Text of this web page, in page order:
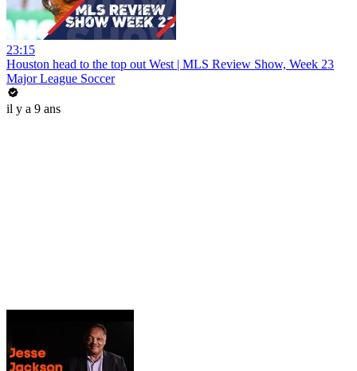
23:15
Houston head to the top out West | MLS Review Show, Week 23
Major League Soccer
il y a 9 ans